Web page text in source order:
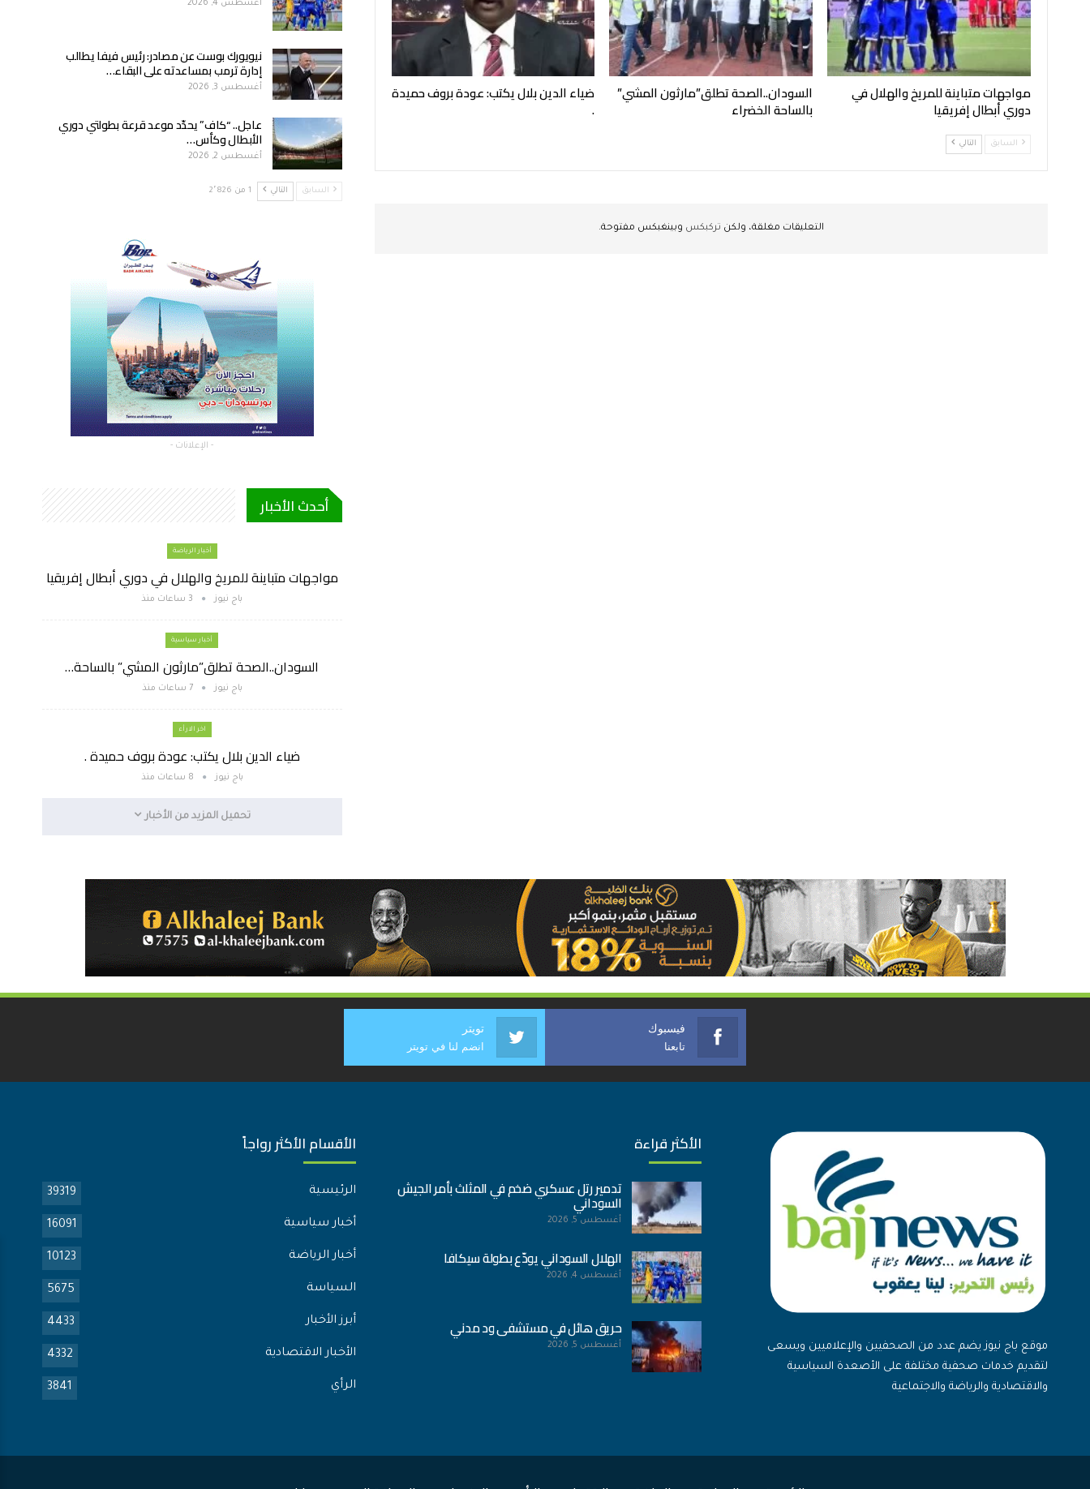
مواجهات متباينة للمريخ والهلال في
دوري أبطال إفريقيا
السودان..الصحة تطلق”مارثون المشي”
بالساحة الخضراء
ضياء الدين بلال يكتب: عودة بروف حميدة
.
السابق التالي
التعليقات مغلقة، ولكن تركبكس وبينغبكس مفتوحة.
أغسطس 4, 2026
نيويورك بوست عن مصادر: رئيس فيفا يطالب
إدارة ترمب بمساعدته على البقاء…
أغسطس 3, 2026
عاجل.. “كاف” يحدّد موعد قرعة بطولتي دوري
الأبطال وكأس…
أغسطس 2, 2026
السابق التالي 1 من 2٬826
- الإعلانات -
أحدث الأخبار
أخبار الرياضة
مواجهات متباينة للمريخ والهلال في دوري أبطال إفريقيا
باج نيوز 3 ساعات منذ
أخبار سياسية
السودان..الصحة تطلق”مارثون المشي” بالساحة…
باج نيوز 7 ساعات منذ
اخر الارأء
ضياء الدين بلال يكتب: عودة بروف حميدة .
باج نيوز 8 ساعات منذ
تحميل المزيد من الأخبار
فيسبوك
تابعنا
تويتر
انضم لنا في تويتر
موقع باج نيوز يضم عدد من الصحفيين والإعلاميين ويسعى
لتقديم خدمات صحفية مختلفة على الأصعدة السياسية
والاقتصادية والرياضة والاجتماعية
الأكثر قراءة
تدمير رتل عسكري ضخم في المثلث بأمر الجيش
السوداني
أغسطس 5, 2026
الهلال السوداني يودّع بطولة سيكافا
أغسطس 4, 2026
حريق هائل في مستشفى ود مدني
أغسطس 5, 2026
الأقسام الأكثر رواجاً
الرئيسية 39319
أخبار سياسية 16091
أخبار الرياضة 10123
السياسة 5675
أبرز الأخبار 4433
الأخبار الاقتصادية 4332
الرأي 3841